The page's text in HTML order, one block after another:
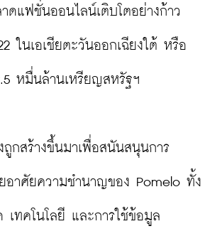
ดแฟชั่นออนไลน์เติบโตอย่างก้าว
ในเอเชียตะวันออกเฉียงใต้ หรือ
หมื่นล้านเหรียญสหรัฐฯ
กสร้างขึ้นมาเพื่อสนันสนุนการ
อาศัยความชำนาญของ Pomelo ทั้ง
ทคโนโลยี และการใช้ข้อมูล